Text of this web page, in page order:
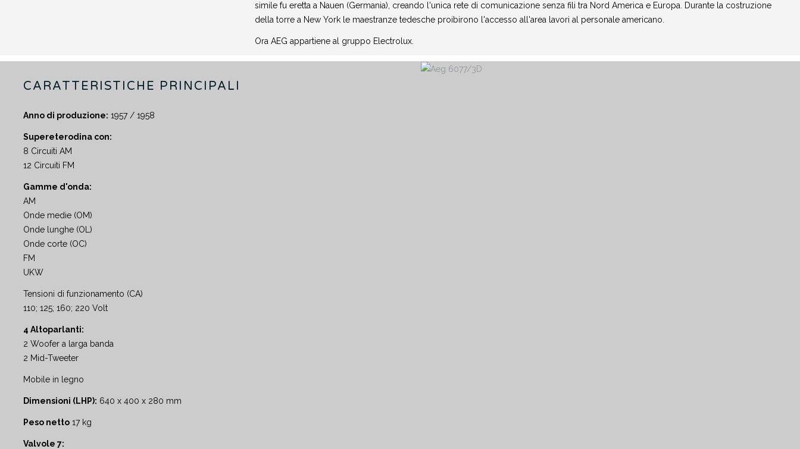
simile fu eretta a Nauen (Germania), creando l'unica rete di comunicazione senza fili tra Nord America e Europa. Durante la costruzione
della torre a New York le maestranze tedesche proibirono l'accesso all'area lavori al personale americano.
Ora AEG appartiene al gruppo Electrolux.
CARATTERISTICHE PRINCIPALI
Anno di produzione: 1957 / 1958
Supereterodina con:
8 Circuiti AM
12 Circuiti FM
Gamme d'onda:
AM
Onde medie (OM)
Onde lunghe (OL)
Onde corte (OC)
FM
UKW
Tensioni di funzionamento (CA)
110; 125; 160; 220 Volt
4 Altoparlanti:
2 Woofer a larga banda
2 Mid-Tweeter
Mobile in legno
Dimensioni (LHP): 640 x 400 x 280 mm
Peso netto 17 kg
Valvole 7: